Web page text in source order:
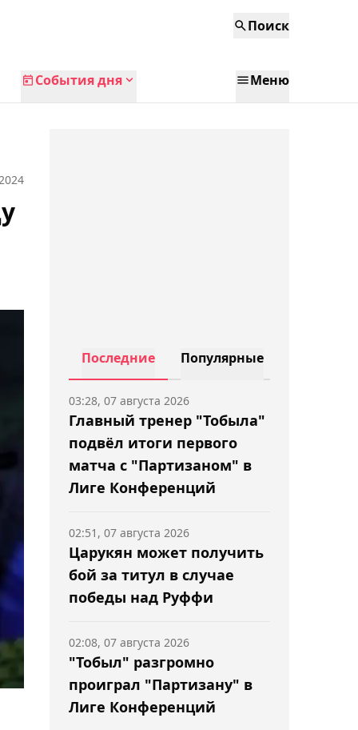
Поиск
События дня Меню
Последние Популярные
Главный тренер "Тобыла"
подвёл итоги первого
матча с "Партизаном" в
Лиге Конференций
03:28, 07 августа 2026
Царукян может получить
бой за титул в случае
победы над Руффи
02:51, 07 августа 2026
"Тобыл" разгромно
проиграл "Партизану" в
Лиге Конференций
02:08, 07 августа 2026